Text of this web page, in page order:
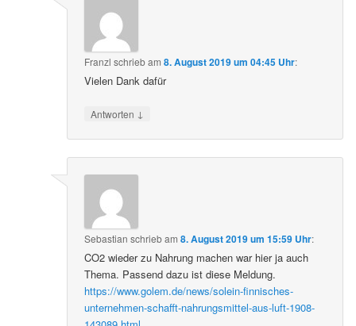
Franzl schriebam8. August 2019 um 04:45 Uhr:
Vielen Dank dafür
Antworten ↓
Sebastian schriebam8. August 2019 um 15:59 Uhr:
CO2 wieder zu Nahrung machen war hier ja auch
Thema. Passend dazu ist diese Meldung.
https://www.golem.de/news/solein-finnisches-
unternehmen-schafft-nahrungsmittel-aus-luft-1908-